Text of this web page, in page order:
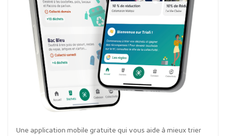
Une application mobile gratuite qui vous aide à mieux trier